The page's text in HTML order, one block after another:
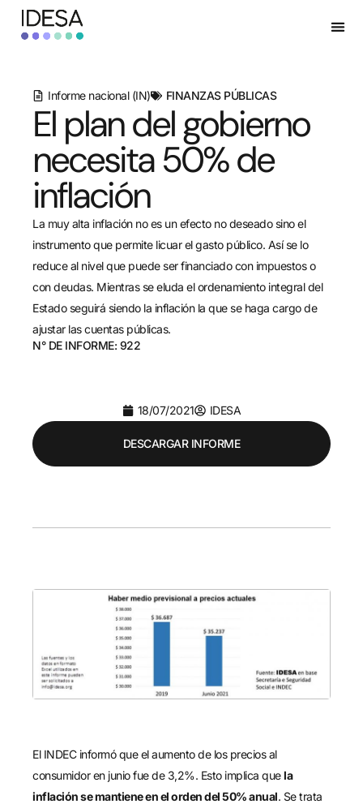
Informe nacional (IN) FINANZAS PÚBLICAS
El plan del gobierno
necesita 50% de
inflación
La muy alta inflación no es un efecto no deseado sino el
instrumento que permite licuar el gasto público. Así se lo
reduce al nivel que puede ser financiado con impuestos o
con deudas. Mientras se eluda el ordenamiento integral del
Estado seguirá siendo la inflación la que se haga cargo de
ajustar las cuentas públicas.
N° DE INFORME: 922
18/07/2021 IDESA
DESCARGAR INFORME
El INDEC informó que el aumento de los precios al
consumidor en junio fue de 3,2%. Esto implica quela
inflación se mantiene en el orden del 50% anual. Se trata